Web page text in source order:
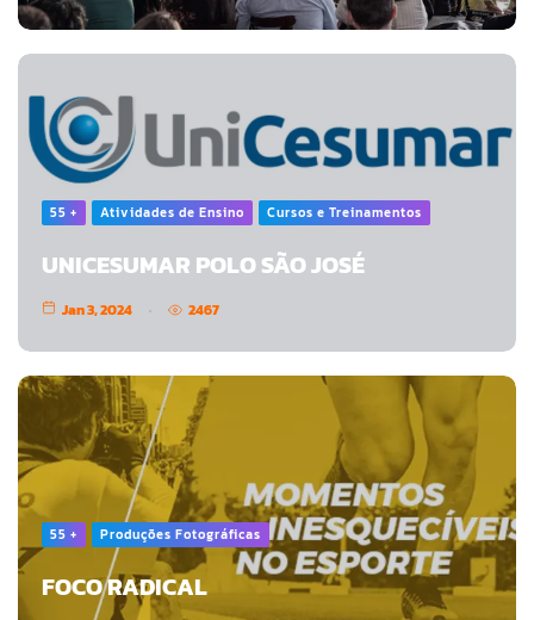
55 + Atividades de Ensino Cursos e Treinamentos
UNICESUMAR POLO SÃO JOSÉ
Jan 3, 2024 2467
55 + Produções Fotográficas
FOCO RADICAL